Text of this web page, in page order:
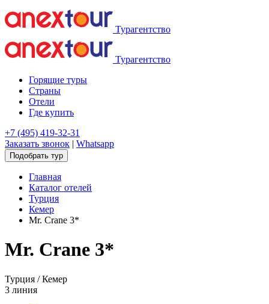
Турагентство
Турагентство
Горящие туры
Страны
Отели
Где купить
+7 (495) 419-32-31
Заказать звонок | Whatsapp
Подобрать тур
Главная
Каталог отелей
Турция
Кемер
Mr. Crane 3*
Mr. Crane 3*
Турция / Кемер
3 линия